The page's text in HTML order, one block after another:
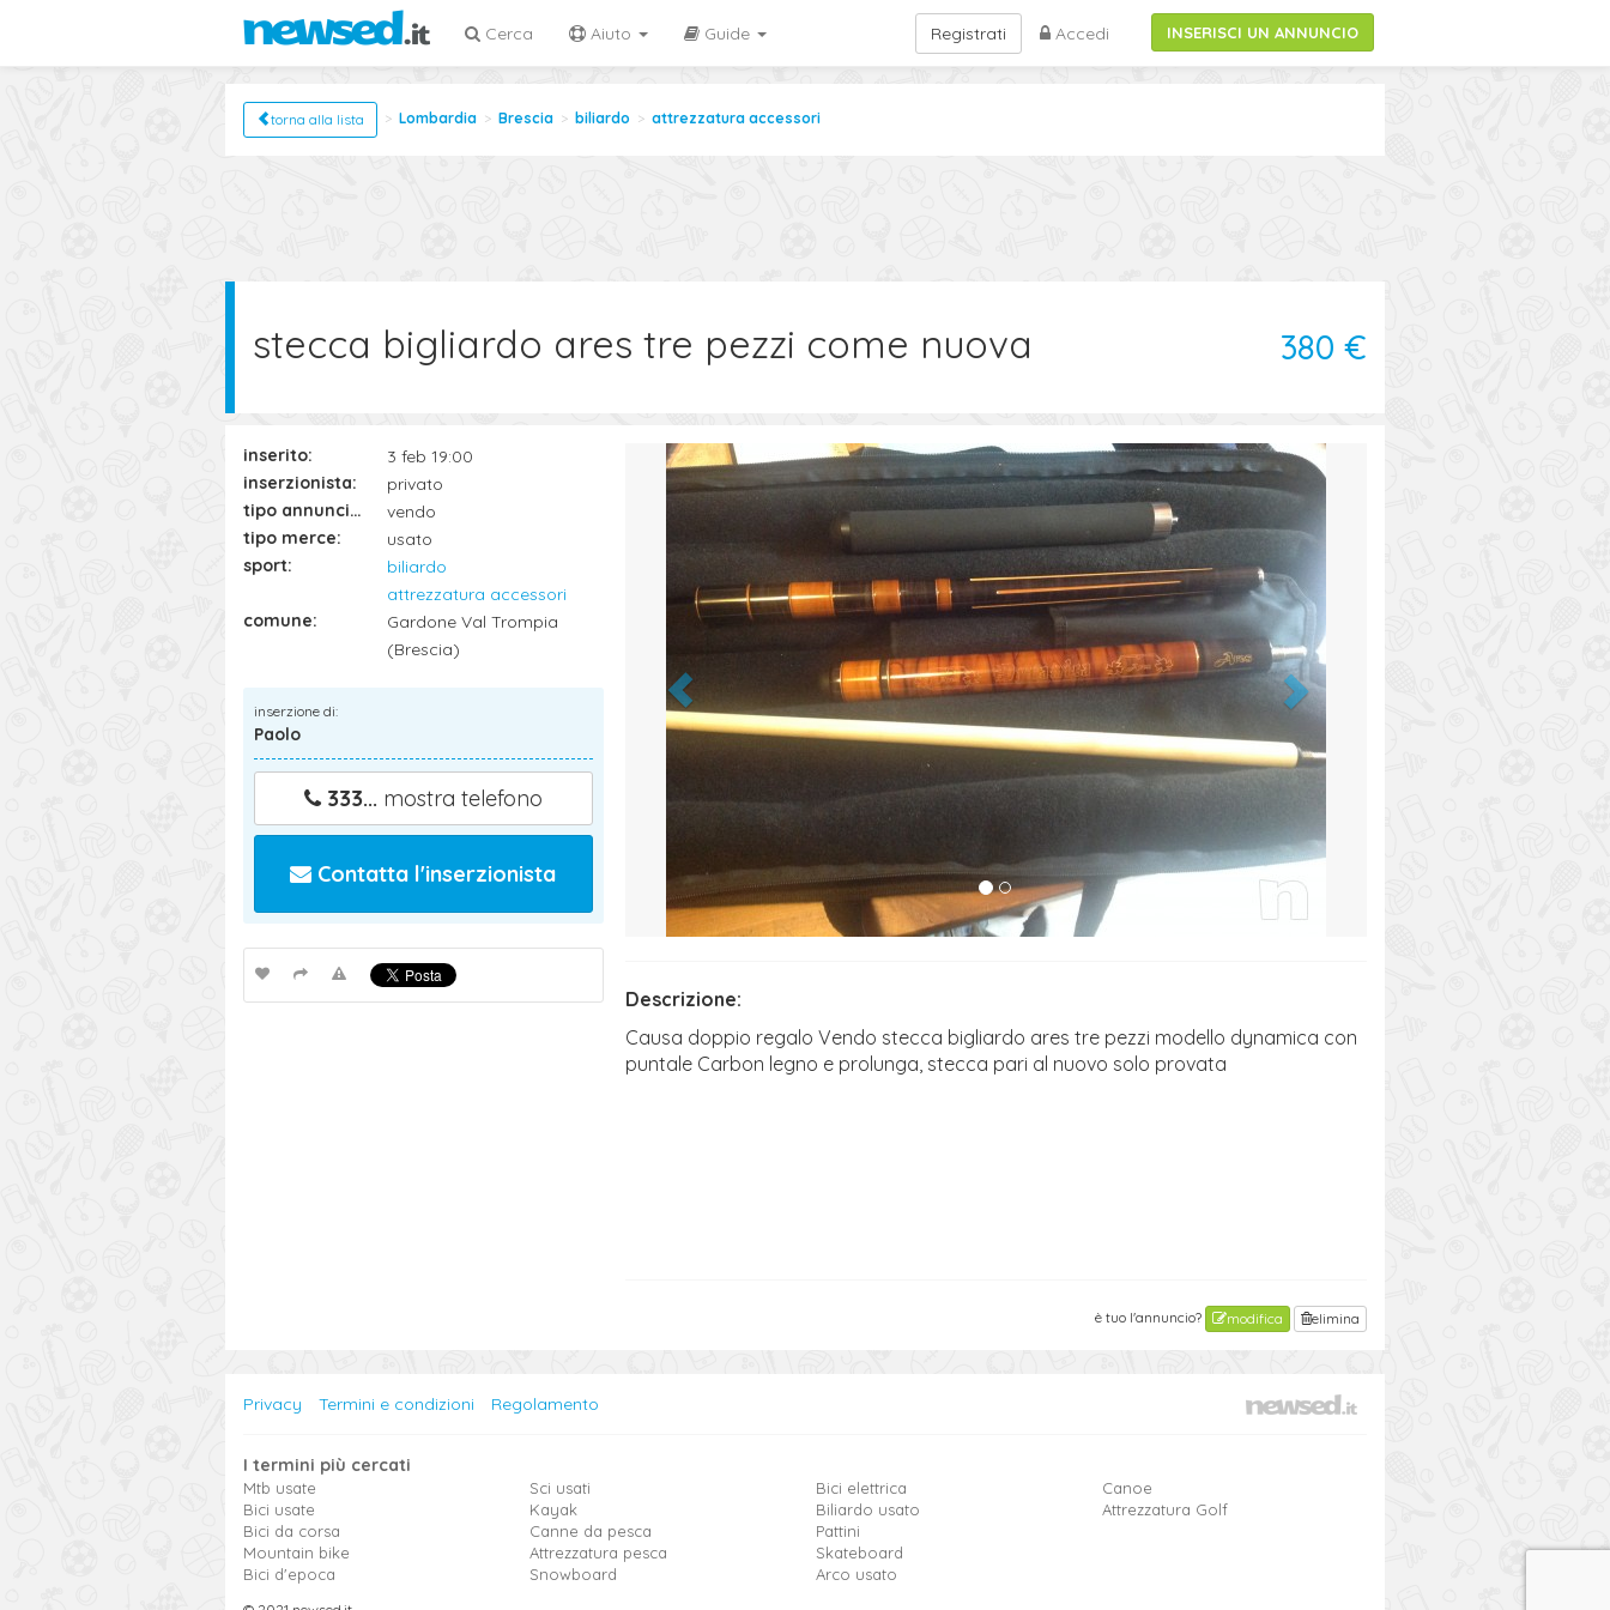
INSERISCI UN ANNUNCIO
Cerca Aiuto Guide Accedi
Registrati
torna alla lista Lombardia Brescia biliardo attrezzatura accessori
stecca bigliardo ares tre pezzi come nuova 380 €
inserito:
3 feb 19:00
inserzionista:
privato
tipo annuncio:
vendo
tipo merce:
usato
sport:
biliardo
attrezzatura accessori
comune:
Gardone Val Trompia
(Brescia)
inserzione di:
Paolo
333... mostra telefono
Contatta l'inserzionista
Descrizione:
Causa doppio regalo Vendo stecca bigliardo ares tre pezzi modello dynamica con
puntale Carbon legno e prolunga, stecca pari al nuovo solo provata
è tuo l'annuncio? modifica elimina
Privacy Termini e condizioni Regolamento
I termini più cercati
Mtb usate
Bici usate
Bici da corsa
Mountain bike
Bici d'epoca
Sci usati
Kayak
Canne da pesca
Attrezzatura pesca
Snowboard
Bici elettrica
Biliardo usato
Pattini
Skateboard
Arco usato
Canoe
Attrezzatura Golf